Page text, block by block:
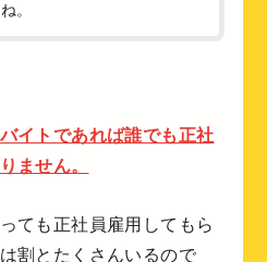
。
イトであれば誰でも正社
ません。
ても正社員雇用してもら
割とたくさんいるので